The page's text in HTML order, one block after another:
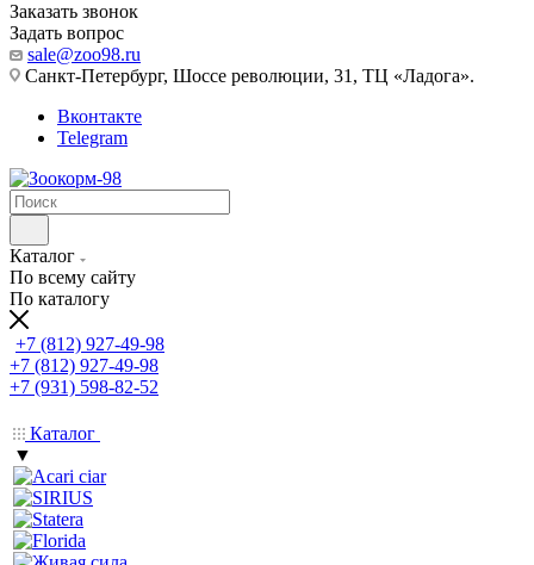
Заказать звонок
Задать вопрос
sale@zoo98.ru
Санкт-Петербург, Шоссе революции, 31, ТЦ «Ладога».
Вконтакте
Telegram
Каталог
По всему сайту
По каталогу
+7 (812) 927-49-98
+7 (812) 927-49-98
+7 (931) 598-82-52
Каталог
▼